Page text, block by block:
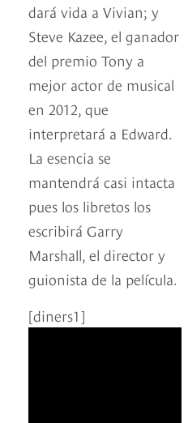
dará vida a Vivian; y
Steve Kazee, el ganador
del premio Tony a
mejor actor de musical
en 2012, que
interpretará a Edward.
La esencia se
mantendrá casi intacta
pues los libretos los
escribirá Garry
Marshall, el director y
guionista de la película.
[diners1]